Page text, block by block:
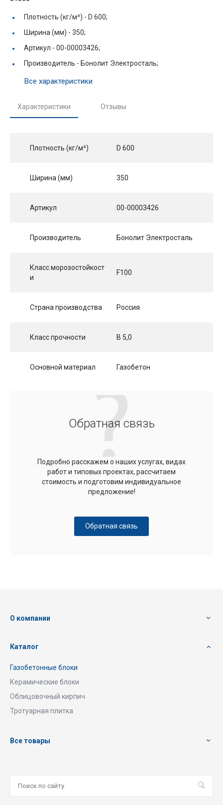
Плотность (кг/м³) - D 600;
Ширина (мм) - 350;
Артикул - 00-00003426;
Производитель - Бонолит Электросталь;
Все характеристики
Характеристики Отзывы
Плотность (кг/м³) D 600
Ширина (мм) 350
Артикул 00-00003426
Производитель Бонолит Электросталь
Класс морозостойкост
и
F100
Страна производства Россия
Класс прочности B 5,0
Основной материал Газобетон
Обратная связь
Подробно расскажем о наших услугах, видах
работ и типовых проектах, рассчитаем
стоимость и подготовим индивидуальное
предложение!
Обратная связь
О компании
Каталог
Газобетонные блоки
Керамические блоки
Облицовочный кирпич
Тротуарная плитка
Все товары